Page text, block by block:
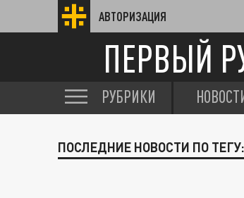
АВТОРИЗАЦИЯ
ПЕРВЫЙ
РУБРИКИ
ПОСЛЕДНИЕ НОВОСТИ ПО